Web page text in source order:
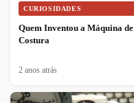
CURIOSIDADES
Quem Inventou a Máquina de
Costura
2 anos atrás